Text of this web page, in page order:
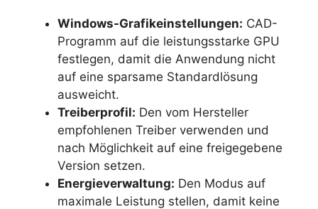
Windows-Grafikeinstellungen: CAD-
Programm auf die leistungsstarke GPU
festlegen, damit die Anwendung nicht
auf eine sparsame Standardlösung
ausweicht.
Treiberprofil: Den vom Hersteller
empfohlenen Treiber verwenden und
nach Möglichkeit auf eine freigegebene
Version setzen.
Energieverwaltung: Den Modus auf
maximale Leistung stellen, damit keine